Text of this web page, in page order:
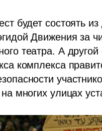
будет состоять
Движения за
театра. А
комплекса
многих улицах